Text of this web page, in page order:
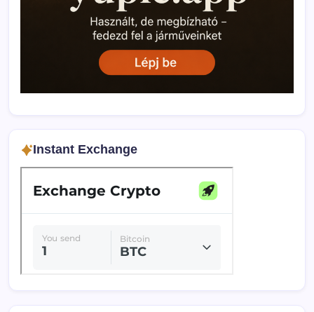
Instant Exchange